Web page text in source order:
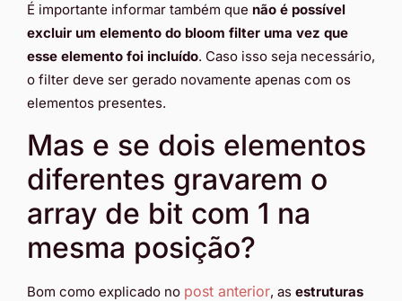
É importante informar também que não é possível
excluir um elemento do bloom filter uma vez que
esse elemento foi incluído. Caso isso seja necessário,
o filter deve ser gerado novamente apenas com os
elementos presentes.
Mas e se dois elementos
diferentes gravarem o
array de bit com 1 na
mesma posição?
Bom como explicado no post anterior, as estruturas